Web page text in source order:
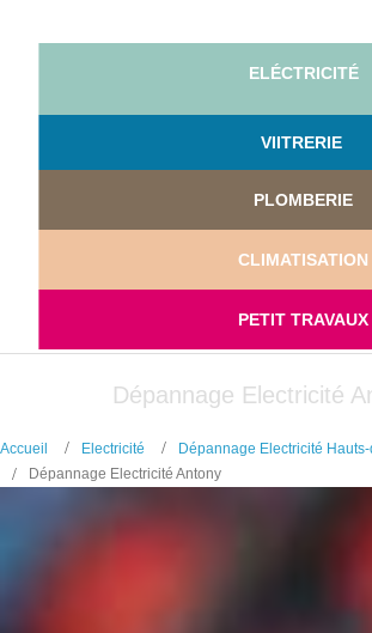
ELÉCTRICITÉ
VIITRERIE
PLOMBERIE
CLIMATISATION
PETIT TRAVAUX
Dépannage Electricité
Accueil Electricité
Dépannage Electricité
Dépannage Electricité Antony